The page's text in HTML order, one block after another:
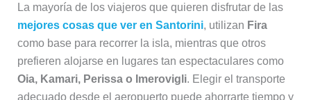
La mayoría de los viajeros que quieren disfrutar de las
mejores cosas que ver en Santorini, utilizan Fira
como base para recorrer la isla, mientras que otros
prefieren alojarse en lugares tan espectaculares como
Oia, Kamari, Perissa o Imerovigli. Elegir el transporte
adecuado desde el aeropuerto puede ahorrarte tiempo y